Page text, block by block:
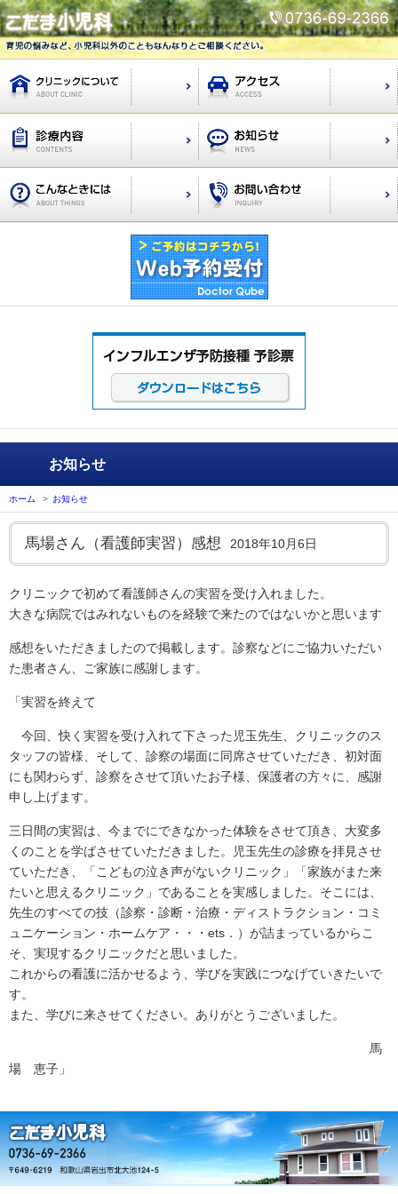
お知らせ
ホーム > お知らせ
馬場さん（看護師実習）感想 2018年10月6日
クリニックで初めて看護師さんの実習を受け入れました。
大きな病院ではみれないものを経験で来たのではないかと思います
感想をいただきましたので掲載します。診察などにご協力いただい
た患者さん、ご家族に感謝します。
「実習を終えて
今回、快く実習を受け入れて下さった児玉先生、クリニックのス
タッフの皆様、そして、診察の場面に同席させていただき、初対面
にも関わらず、診察をさせて頂いたお子様、保護者の方々に、感謝
申し上げます。
三日間の実習は、今までにできなかった体験をさせて頂き、大変多
くのことを学ばさせていただきました。児玉先生の診療を拝見させ
ていただき、「こどもの泣き声がないクリニック」「家族がまた来
たいと思えるクリニック」であることを実感しました。そこには、
先生のすべての技（診察・診断・治療・ディストラクション・コミ
ュニケーション・ホームケア・・・ets．）が詰まっているからこ
そ、実現するクリニックだと思いました。
これからの看護に活かせるよう、学びを実践につなげていきたいで
す。
また、学びに来させてください。ありがとうございました。
馬
場 恵子」